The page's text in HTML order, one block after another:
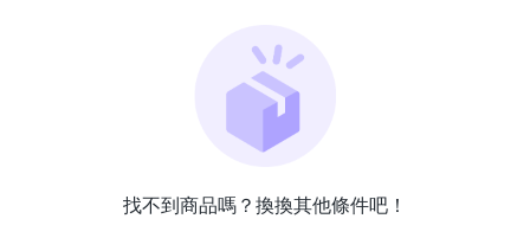
找不到商品嗎？換換其他條件吧！